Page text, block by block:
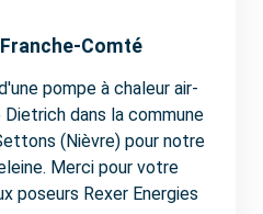
Comté
pompe à chaleur air-
dans la commune
(Nièvre) pour notre
Merci pour votre
poseurs Rexer Energies